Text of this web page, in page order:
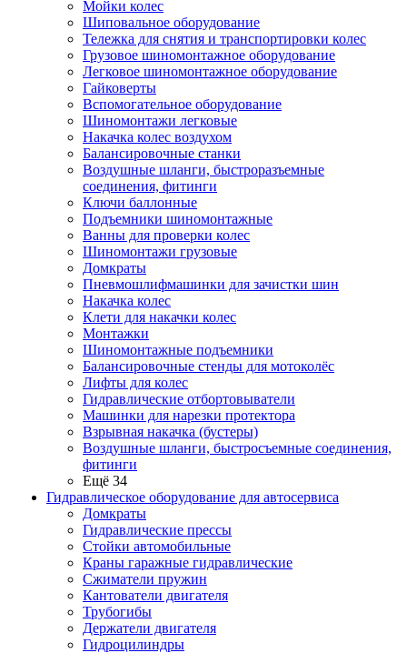
Мойки колес
Шиповальное оборудование
Тележка для снятия и транспортировки колес
Грузовое шиномонтажное оборудование
Легковое шиномонтажное оборудование
Гайковерты
Вспомогательное оборудование
Шиномонтажи легковые
Накачка колес воздухом
Балансировочные станки
Воздушные шланги, быстроразъемные
соединения, фитинги
Ключи баллонные
Подъемники шиномонтажные
Ванны для проверки колес
Шиномонтажи грузовые
Домкраты
Пневмошлифмашинки для зачистки шин
Накачка колес
Клети для накачки колес
Монтажки
Шиномонтажные подъемники
Балансировочные стенды для мотоколёс
Лифты для колес
Гидравлические отбортовыватели
Машинки для нарезки протектора
Взрывная накачка (бустеры)
Воздушные шланги, быстросъемные соединения,
фитинги
Ещё 34
Гидравлическое оборудование для автосервиса
Домкраты
Гидравлические прессы
Стойки автомобильные
Краны гаражные гидравлические
Сжиматели пружин
Кантователи двигателя
Трубогибы
Держатели двигателя
Гидроцилиндры